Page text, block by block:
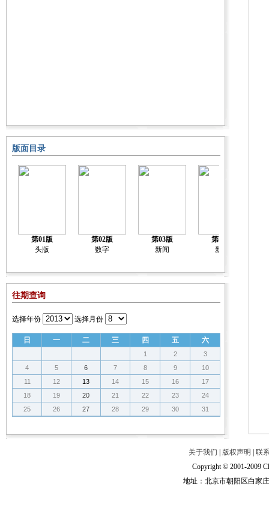
版面目录
第01版
头版
第02版
数字
第03版
新闻
第04版
新闻
往期查询
选择年份 选择月份
日 一 二 三 四 五 六
1 2
3
4
5 6 7 8 9
10
11
12 13 14 15 16
17
18
19 20 21 22 23
24
25
26 27 28 29 30 31
关于我们 版权声明
联
Copyright © 2001-2009
地址：北京市朝阳区白家